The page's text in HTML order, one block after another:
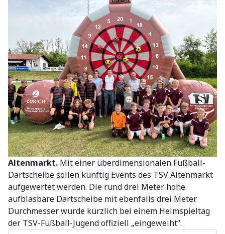
Altenmarkt. Mit einer überdimensionalen Fußball-
Dartscheibe sollen künftig Events des TSV Altenmarkt
aufgewertet werden. Die rund drei Meter hohe
aufblasbare Dartscheibe mit ebenfalls drei Meter
Durchmesser wurde kürzlich bei einem Heimspieltag
der TSV-Fußball-Jugend offiziell „eingeweiht“.